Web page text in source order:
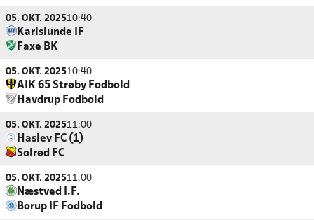
05. OKT. 202510:40
Karlslunde IF
Faxe BK
05. OKT. 202510:40
AIK 65 Strøby Fodbold
Havdrup Fodbold
05. OKT. 202511:00
Haslev FC (1)
Solrød FC
05. OKT. 202511:00
Næstved I.F.
Borup IF Fodbold